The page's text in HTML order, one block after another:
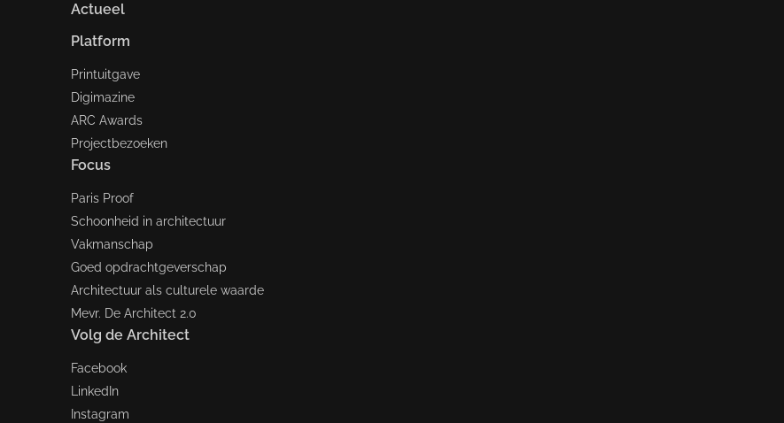
Actueel
Platform
Printuitgave
Digimazine
ARC Awards
Projectbezoeken
Focus
Paris Proof
Schoonheid in architectuur
Vakmanschap
Goed opdrachtgeverschap
Architectuur als culturele waarde
Mevr. De Architect 2.0
Volg de Architect
Facebook
LinkedIn
Instagram